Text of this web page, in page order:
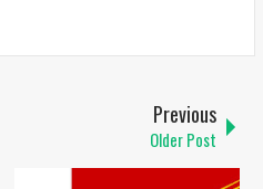
Previous
Older Post